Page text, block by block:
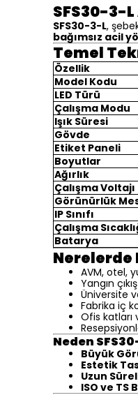
SFS30-3-
SFS30-3-L,
bağımsız acil
Temel
Özellik
Model Kodu
LED Türü
Çalışma Modu
Işık Süresi
Gövde
Etiket Paneli
Boyutlar
Ağırlık
Çalışma Voltajı
Görünürlük
IP Sınıfı
Çalışma
Batarya
Nerelerde
AVM, otel,
Yangın
Üniversite
Fabrika iç
Ofis katları
Neden
Büyük
Estetik
Uzun
ISO ve TS